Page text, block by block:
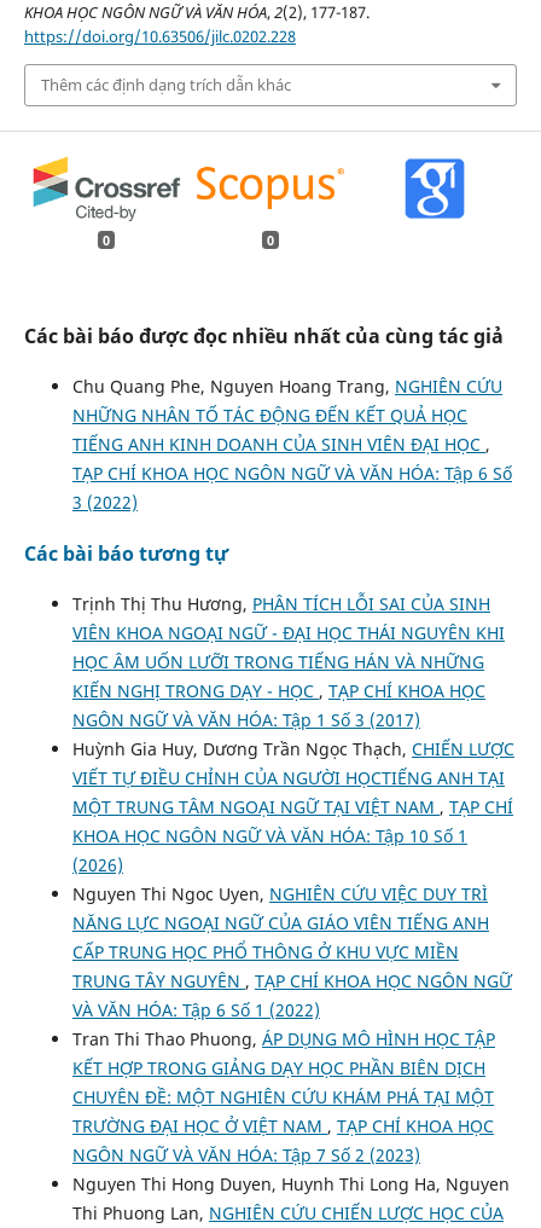
KHOA HỌC NGÔN NGỮ VÀ VĂN HÓA,2(2), 177-187.
https://doi.org/10.63506/jilc.0202.228
Thêm các định dạng trích dẫn khác
0 0
Các bài báo được đọc nhiều nhất của cùng tác giả
Chu Quang Phe, Nguyen Hoang Trang, NGHIÊN CỨU
NHỮNG NHÂN TỐ TÁC ĐỘNG ĐẾN KẾT QUẢ HỌC
TIẾNG ANH KINH DOANH CỦA SINH VIÊN ĐẠI HỌC ,
TẠP CHÍ KHOA HỌC NGÔN NGỮ VÀ VĂN HÓA: Tập 6 Số
3 (2022)
Các bài báo tương tự
Trịnh Thị Thu Hương, PHÂN TÍCH LỖI SAI CỦA SINH
VIÊN KHOA NGOẠI NGỮ - ĐẠI HỌC THÁI NGUYÊN KHI
HỌC ÂM UỐN LƯỠI TRONG TIẾNG HÁN VÀ NHỮNG
KIẾN NGHỊ TRONG DẠY - HỌC , TẠP CHÍ KHOA HỌC
NGÔN NGỮ VÀ VĂN HÓA: Tập 1 Số 3 (2017)
Huỳnh Gia Huy, Dương Trần Ngọc Thạch, CHIẾN LƯỢC
VIẾT TỰ ĐIỀU CHỈNH CỦA NGƯỜI HỌCTIẾNG ANH TẠI
MỘT TRUNG TÂM NGOẠI NGỮ TẠI VIỆT NAM , TẠP CHÍ
KHOA HỌC NGÔN NGỮ VÀ VĂN HÓA: Tập 10 Số 1
(2026)
Nguyen Thi Ngoc Uyen, NGHIÊN CỨU VIỆC DUY TRÌ
NĂNG LỰC NGOẠI NGỮ CỦA GIÁO VIÊN TIẾNG ANH
CẤP TRUNG HỌC PHỔ THÔNG Ở KHU VỰC MIỀN
TRUNG TÂY NGUYÊN , TẠP CHÍ KHOA HỌC NGÔN NGỮ
VÀ VĂN HÓA: Tập 6 Số 1 (2022)
Tran Thi Thao Phuong, ÁP DỤNG MÔ HÌNH HỌC TẬP
KẾT HỢP TRONG GIẢNG DẠY HỌC PHẦN BIÊN DỊCH
CHUYÊN ĐỀ: MỘT NGHIÊN CỨU KHÁM PHÁ TẠI MỘT
TRƯỜNG ĐẠI HỌC Ở VIỆT NAM , TẠP CHÍ KHOA HỌC
NGÔN NGỮ VÀ VĂN HÓA: Tập 7 Số 2 (2023)
Nguyen Thi Hong Duyen, Huynh Thi Long Ha, Nguyen
Thi Phuong Lan, NGHIÊN CỨU CHIẾN LƯỢC HỌC CỦA